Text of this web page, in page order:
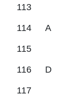
113
114 A
115
116 D
117